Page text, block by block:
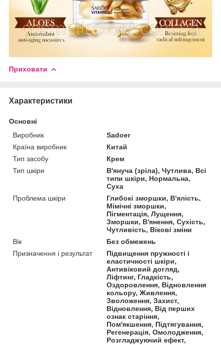
Приховати
Характеристики
Основні
Виробник
Sadoer
Країна виробник
Китай
Тип засобу
Крем
Тип шкіри
В'януча (зріла), Чутлива, Всі
типи шкіри, Нормальна,
Суха
Проблема шкіри
Глибокі зморшки, В'ялість,
Мімічні зморшки,
Пігментація, Лущення,
Зморшки, В'янення, Сухість,
Чутливість, Вікові зміни
Вік
Без обмежень
Призначення і результат
Підвищення пружності і
еластичності шкіри,
Антивіковий догляд,
Ліфтинг, Гладкість,
Оздоровлення, Відновлення
кольору, Живлення,
Зволоження, Захист,
Відновлення, Від перших
ознак старіння,
Пом'якшення, Підтягування,
Регенерація, Омолодження,
Розгладжуючий ефект,